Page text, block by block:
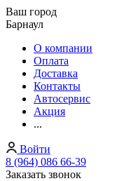
Ваш город
Барнаул
О компании
Оплата
Доставка
Контакты
Автосервис
Акция
...
Войти
8 (964) 086 66-39
Заказать звонок